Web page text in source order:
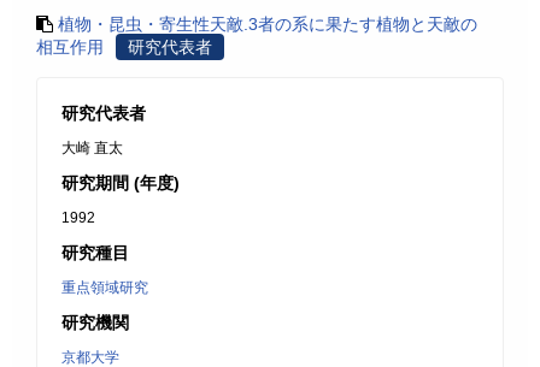
植物・昆虫・寄生性天敵.3者の系に果たす植物と天敵の
相互作用
研究代表者
研究代表者
大崎 直太
研究期間 (年度)
1992
研究種目
重点領域研究
研究機関
京都大学